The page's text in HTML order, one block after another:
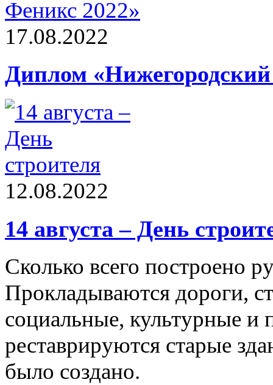
17.08.2022
Диплом
12.08.2022
14 августа – День
Сколько всего построено
Прокладываются дороги,
социальные, культурные
реставрируются старые
было создано.